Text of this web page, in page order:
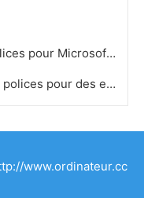
Comment obtenir différentes polices pour Microsoft Word 2003
Comment faire pour changer les polices pour des enveloppes dans MS Word
www.ordinateur.cc